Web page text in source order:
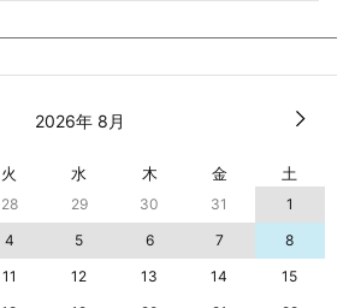
2026年 8月
火 水 木 金 土
28 29 30 31
1
4 5 6 7
8
11 12 13 14
15